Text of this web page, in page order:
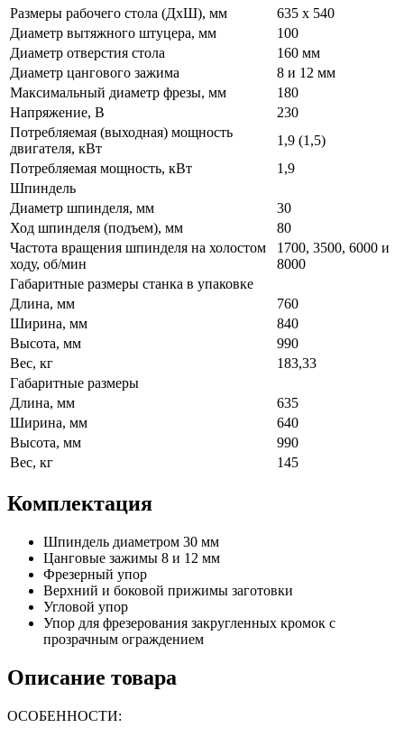
Размеры рабочего стола (ДхШ), мм
635 х 540
Диаметр вытяжного штуцера, мм
100
Диаметр отверстия стола
160 мм
Диаметр цангового зажима
8 и 12 мм
Максимальный диаметр фрезы, мм
180
Напряжение, В
230
Потребляемая (выходная) мощность
двигателя, кВт
1,9 (1,5)
Потребляемая мощность, кВт
1,9
Шпиндель
Диаметр шпинделя, мм
30
Ход шпинделя (подъем), мм
80
Частота вращения шпинделя на холостом
ходу, об/мин
1700, 3500, 6000 и
8000
Габаритные размеры станка в упаковке
Длина, мм
760
Ширина, мм
840
Высота, мм
990
Вес, кг
183,33
Габаритные размеры
Длина, мм
635
Ширина, мм
640
Высота, мм
990
Вес, кг
145
Комплектация
Шпиндель диаметром 30 мм
Цанговые зажимы 8 и 12 мм
Фрезерный упор
Верхний и боковой прижимы заготовки
Угловой упор
Упор для фрезерования закругленных кромок с
прозрачным ограждением
Описание товара
ОСОБЕННОСТИ: